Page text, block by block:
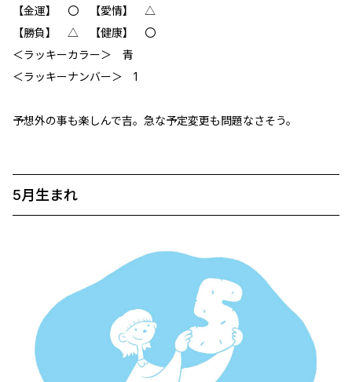
【金運】 〇 【愛情】 △
【勝負】 △ 【健康】 〇
＜ラッキーカラー＞ 青
＜ラッキーナンバー＞ 1
予想外の事も楽しんで吉。急な予定変更も問題なさそう。
5月生まれ